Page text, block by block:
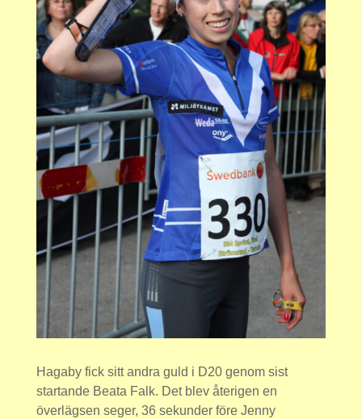
Hagaby fick sitt andra guld i D20 genom sist
startande Beata Falk. Det blev återigen en
överlägsen seger, 36 sekunder före Jenny